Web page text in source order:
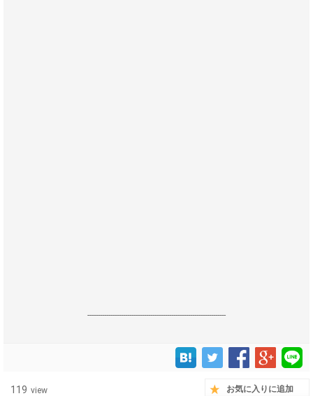
------------------------------------------------------------------
119 view お気に入りに追加